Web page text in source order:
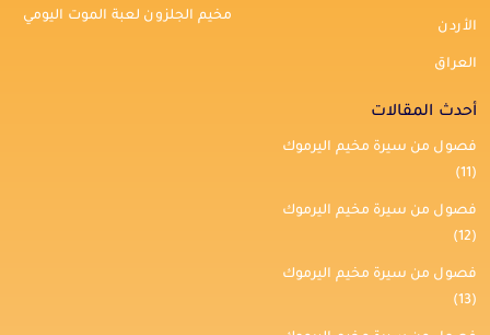
الأردن
العراق
مخيم الجلزون لعبة الموت اليومي
أحدث المقالات
فصول من سيرة مخيم اليرموك
(11)
فصول من سيرة مخيم اليرموك
(12)
فصول من سيرة مخيم اليرموك
(13)